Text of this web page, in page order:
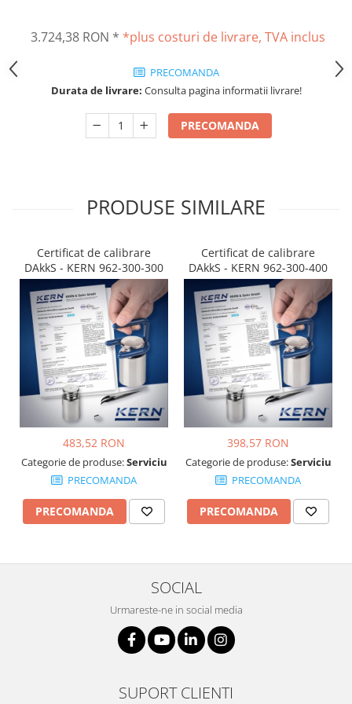
Termometre cu infrarosu
Standuri testare manuala
Cabluri
Carlige
Convertor Analog-Digital
Cutie de jonctiune
Picioare ajustabile
Piese pentru compresiune
Placa de montaj
Placi etalon
Senzori
Set pentru compresiune
Set suruburi otel
Suporti
Varf de impact
Instrumente optice
Adaptoare
Adaptor camera microscop
Altele
Cap microscop
Carcase si genti
Cleme
Filtru Quartz wedge
Iluminare microscop
3.724,38 RON * *plus costuri de livrare, TVA inclus
PRECOMANDA
Durata de livrare: Consulta pagina informatii livrare!
PRECOMANDA
PRODUSE SIMILARE
Certificat de calibrare
DAkkS - KERN 962-300-300
483,52 RON
Categorie de produse:Serviciu
PRECOMANDA
PRECOMANDA
Certificat de calibrare
DAkkS - KERN 962-300-400
398,57 RON
Categorie de produse:Serviciu
PRECOMANDA
PRECOMANDA
SOCIAL
Urmareste-ne in social media
SUPORT CLIENTI